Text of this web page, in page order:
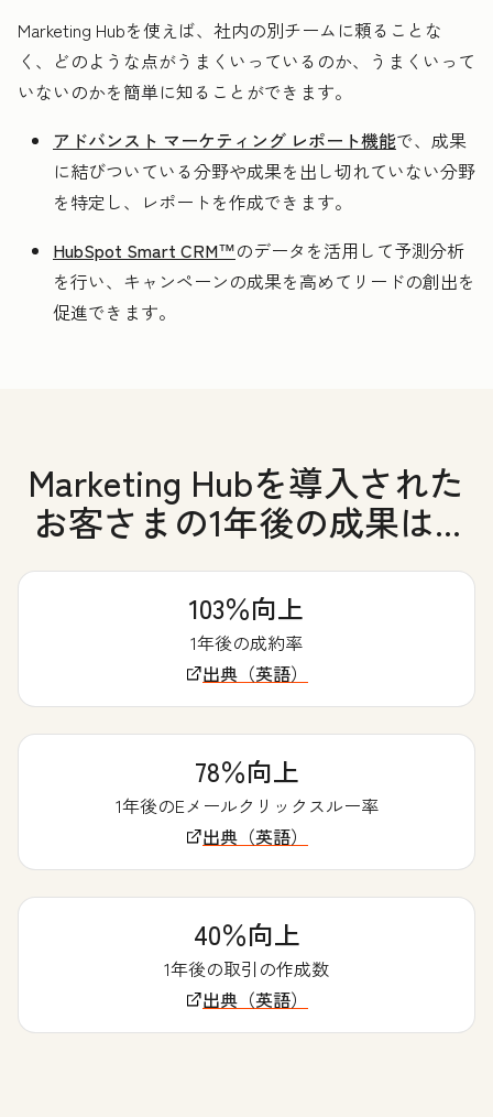
Marketing Hubを使えば、社内の別チームに頼ることな
く、どのような点がうまくいっているのか、うまくいって
いないのかを簡単に知ることができます。
アドバンスト マーケティング レポート機能で、成果
に結びついている分野や成果を出し切れていない分野
を特定し、レポートを作成できます。
HubSpot Smart CRM™のデータを活用して予測分析
を行い、キャンペーンの成果を高めてリードの創出を
促進できます。
Marketing Hubを導入された
お客さまの1年後の成果は...
103％向上
1年後の成約率
出典（英語）
78％向上
1年後のEメールクリックスルー率
出典（英語）
40％向上
1年後の取引の作成数
出典（英語）